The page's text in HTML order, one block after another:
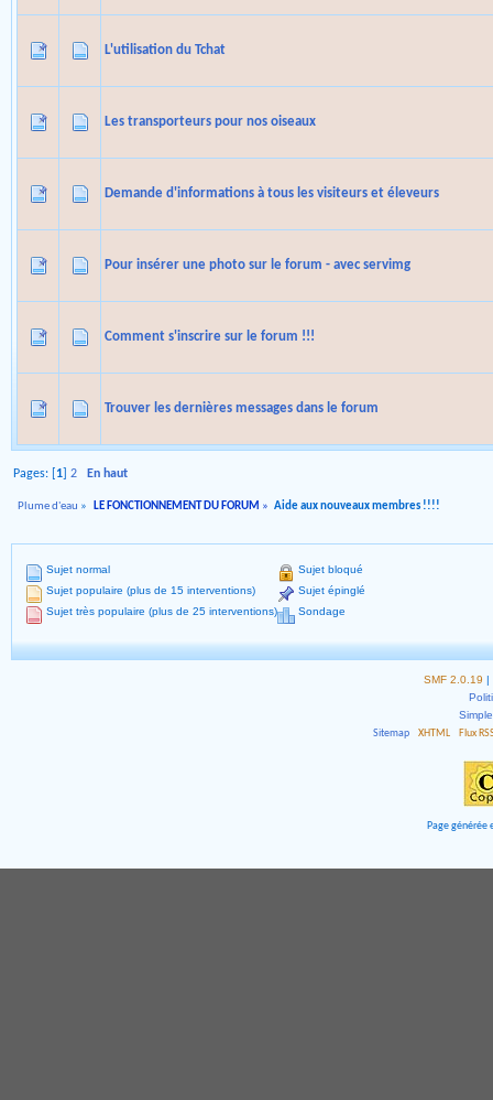
L'utilisation du Tchat
Les transporteurs pour nos oiseaux
Demande d'informations à tous les visiteurs et éleveurs
Pour insérer une photo sur le forum - avec servimg
Comment s'inscrire sur le forum !!!
Trouver les dernières messages dans le forum
Pages: [ 1 ]2 En haut
Plume d'eau » LE FONCTIONNEMENT DU FORUM » Aide aux nouveaux membres !!!!
Sujet normal
Sujet populaire (plus de 15 interventions)
Sujet très populaire (plus de 25 interventions)
Sujet bloqué
Sujet épinglé
Sondage
SMF 2.0.19 |
Sitemap
XHTML Flux
Page générée